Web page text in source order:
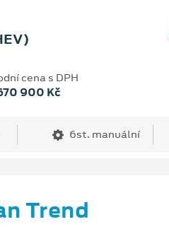
cena s DPH
900 Kč
6st. manuální
Trend